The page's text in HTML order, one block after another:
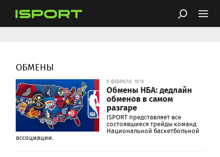
ОБМЕНЫ
5 ФЕВРАЛЯ, 18:10
Обмены НБА: дедлайн
обменов в самом
разгаре
ISPORT представляет все
состоявшиеся трейды команд
Национальной баскетбольной
ассоциации.